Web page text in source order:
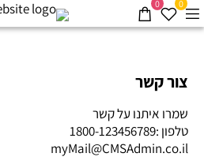
0
0
צור קשר
שמרו איתנו על קשר
טלפון :1800-123456789
myMail@CMSAdmin.co.il